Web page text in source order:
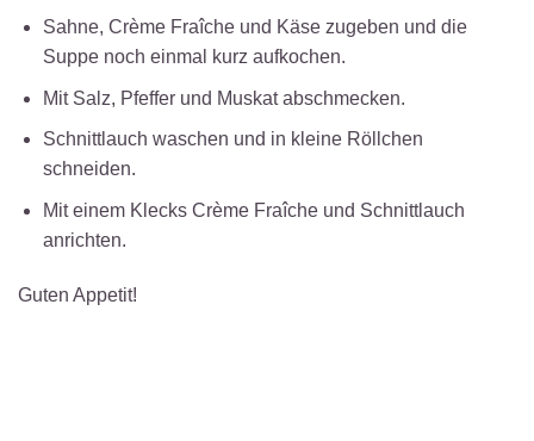
Sahne, Crème Fraîche und Käse zugeben und die
Suppe noch einmal kurz aufkochen.
Mit Salz, Pfeffer und Muskat abschmecken.
Schnittlauch waschen und in kleine Röllchen
schneiden.
Mit einem Klecks Crème Fraîche und Schnittlauch
anrichten.
Guten Appetit!